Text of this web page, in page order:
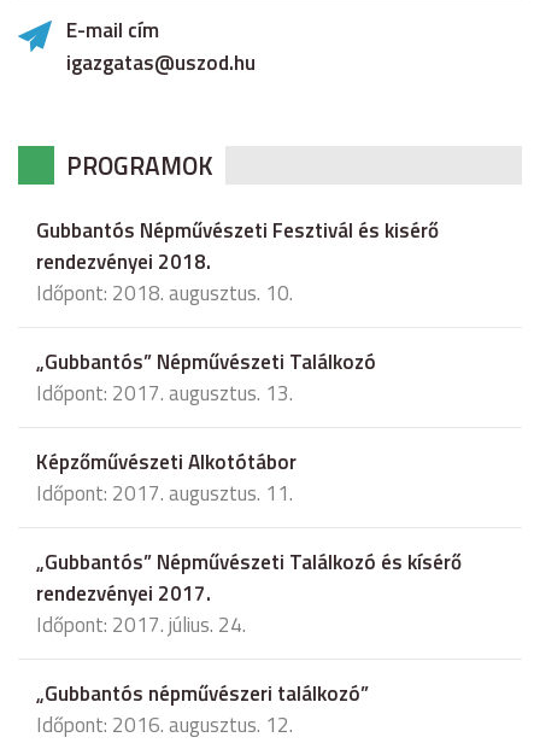
E-mail cím
igazgatas@uszod.hu
PROGRAMOK
Gubbantós Népművészeti Fesztivál és kisérő
rendezvényei 2018.
Időpont: 2018. augusztus. 10.
„Gubbantós” Népművészeti Találkozó
Időpont: 2017. augusztus. 13.
Képzőművészeti Alkotótábor
Időpont: 2017. augusztus. 11.
„Gubbantós” Népművészeti Találkozó és kísérő
rendezvényei 2017.
Időpont: 2017. július. 24.
„Gubbantós népművészeri találkozó”
Időpont: 2016. augusztus. 12.